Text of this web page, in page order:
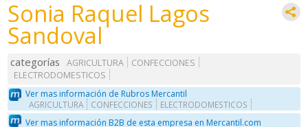
Sonia Raquel Lagos
Sandoval
categorías AGRICULTURA
CONFECCIONES
ELECTRODOMESTICOS
Ver mas información de Rubros Mercantil
AGRICULTURA CONFECCIONES ELECTRODOMESTICOS
Ver mas información B2B de esta empresa en Mercantil.com